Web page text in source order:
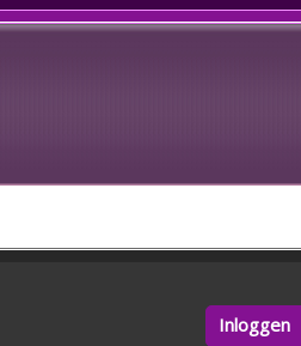
Inloggen